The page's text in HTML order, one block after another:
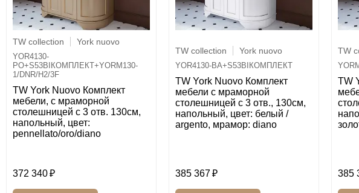
TW collection York nuovo
YOR4130-
PO+S53BIКОМПЛЕКТ+YORM130-
1/DNR/H2/3F
TW York Nuovo Комплект
мебели, с мраморной
столешницей с 3 отв. 130см,
напольный, цвет:
pennellato/oro/diano
372 340
TW collection York nuovo
YOR4130-BA+S53BIКОМПЛЕКТ
TW York Nuovo Комплект
мебели с мраморной
столешницей с 3 отв., 130см,
напольный, цвет: белый /
argento, мрамор: diano
385 367
TW
TW
385